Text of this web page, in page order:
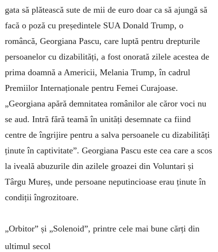
gata să plătească sute de mii de euro doar ca să ajungă să
facă o poză cu președintele SUA Donald Trump, o
româncă, Georgiana Pascu, care luptă pentru drepturile
persoanelor cu dizabilități, a fost onorată zilele acestea de
prima doam­nă a Americii, Melania Trump, în cadrul
Premiilor Internaționale pentru Femei Curajoase.
„Georgiana apără demnitatea românilor ale căror voci nu
se aud. Intră fără teamă în unități desemnate ca fiind
centre de îngrijire pentru a salva persoanele cu dizabilități
ținute în captivitate”. Georgiana Pascu este cea care a scos
la iveală abuzurile din azilele groazei din Voluntari și
Târgu Mureș, unde persoane neputincioase erau ținute în
condiții îngrozitoare.
„Orbitor” și „Solenoid”, printre cele mai bune cărți din
ultimul secol